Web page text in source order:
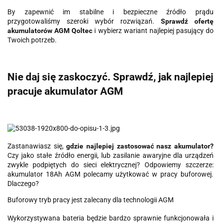
By zapewnić im stabilne i bezpieczne źródło prądu
przygotowaliśmy szeroki wybór rozwiązań. Sprawdź ofertę
akumulatorów AGM Qoltec i wybierz wariant najlepiej pasujący do
Twoich potrzeb.
Nie daj się zaskoczyć. Sprawdź, jak najlepiej
pracuje akumulator AGM
Zastanawiasz się,gdzie najlepiej zastosować nasz akumulator?
Czy jako stałe źródło energii, lub zasilanie awaryjne dla urządzeń
zwykle podpiętych do sieci elektrycznej? Odpowiemy szczerze:
akumulator 18Ah AGM polecamy użytkować w pracy buforowej.
Dlaczego?
Buforowy tryb pracy jest zalecany dla technologii AGM
Wykorzystywana bateria będzie bardzo sprawnie funkcjonowała i